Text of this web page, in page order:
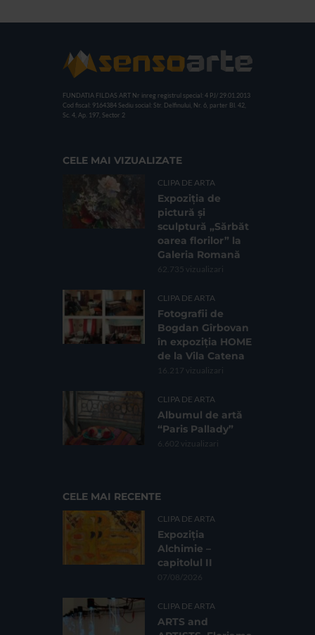
FUNDATIA FILDAS ART Nr inreg registrul special: 4 PJ/ 29.01.2013
Cod fiscal: 9164384 Sediu social: Str. Delfinului, Nr. 6, parter Bl. 42,
Sc. 4, Ap. 197, Sector 2
CELE MAI VIZUALIZATE
CLIPA DE ARTA
Expoziția de
pictură și
sculptură „Sărbăt
oarea florilor” la
Galeria Romană
62.735 vizualizari
CLIPA DE ARTA
Fotografii de
Bogdan Gîrbovan
în expoziția HOME
de la Vila Catena
16.217 vizualizari
CLIPA DE ARTA
Albumul de artă
“Paris Pallady”
6.602 vizualizari
CELE MAI RECENTE
CLIPA DE ARTA
Expoziția
Alchimie –
capitolul II
07/08/2026
CLIPA DE ARTA
ARTS and